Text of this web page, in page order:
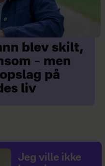
blev skilt,
– men
på
liv
Jeg ville ikke